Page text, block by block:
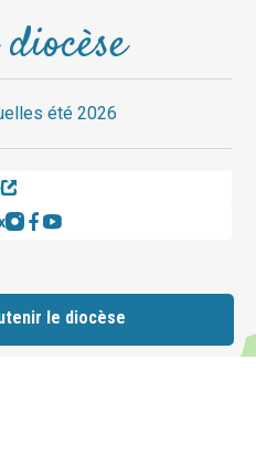
le diocèse
été 2026